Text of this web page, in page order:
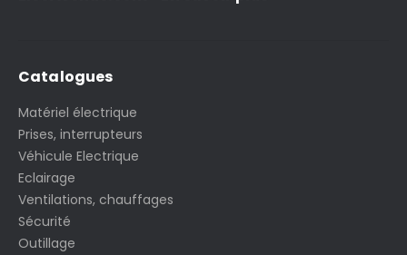
Catalogues
Matériel électrique
Prises, interrupteurs
Véhicule Electrique
Eclairage
Ventilations, chauffages
Sécurité
Outillage